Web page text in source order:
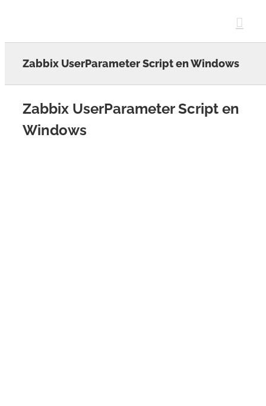
Zabbix UserParameter Script en Windows
Zabbix UserParameter Script en
Windows